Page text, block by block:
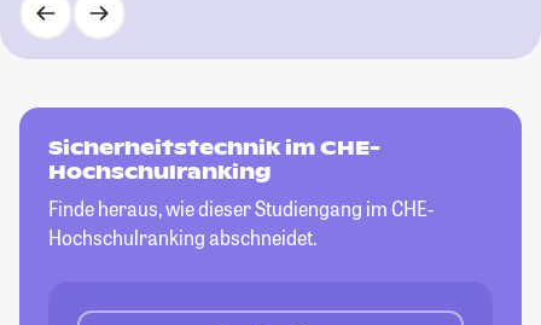
Sicherheitstechnik im CHE-
Hochschulranking
Finde heraus, wie dieser Studiengang im CHE-
Hochschulranking abschneidet.